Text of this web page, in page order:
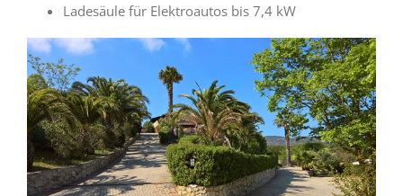
Ladesäule für Elektroautos bis 7,4 kW